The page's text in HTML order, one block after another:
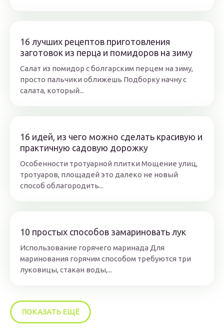
16 лучших рецептов приготовления
заготовок из перца и помидоров на зиму
Салат из помидор с болгарским перцем на зиму,
просто пальчики оближешь Подборку начну с
салата, который...
16 идей, из чего можно сделать красивую и
практичную садовую дорожку
Особенности тротуарной плитки Мощение улиц,
тротуаров, площадей это далеко не новый
способ облагородить...
10 простых способов замариновать лук
Использование горячего маринада Для
маринования горячим способом требуются три
луковицы, стакан воды,...
ПОКАЗАТЬ ЕЩЁ